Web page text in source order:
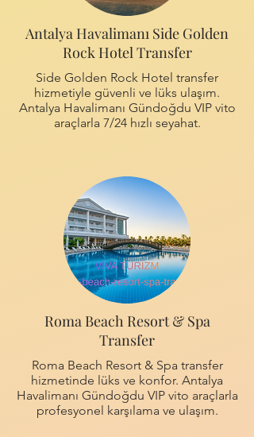
Antalya Havalimanı Side Golden
Rock Hotel Transfer
Side Golden Rock Hotel transfer
hizmetiyle güvenli ve lüks ulaşım.
Antalya Havalimanı Gündoğdu VIP vito
araçlarla 7/24 hızlı seyahat.
Roma Beach Resort & Spa
Transfer
Roma Beach Resort & Spa transfer
hizmetinde lüks ve konfor. Antalya
Havalimanı Gündoğdu VIP vito araçlarla
profesyonel karşılama ve ulaşım.